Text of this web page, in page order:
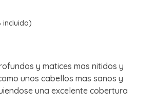
incluido)
y matices mas nitidos y
unos cabellos mas sanos y
una excelente cobertura